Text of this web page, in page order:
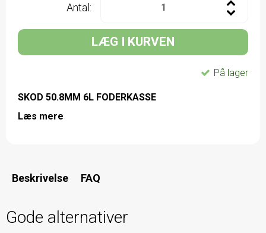
Antal:
LÆG I KURVEN
På lager
SKOD 50.8MM 6L FODERKASSE
Læs mere
Beskrivelse FAQ
Gode alternativer